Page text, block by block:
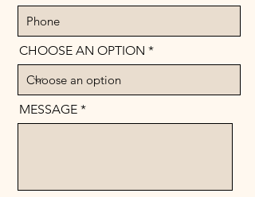
CHOOSE AN OPTION
MESSAGE